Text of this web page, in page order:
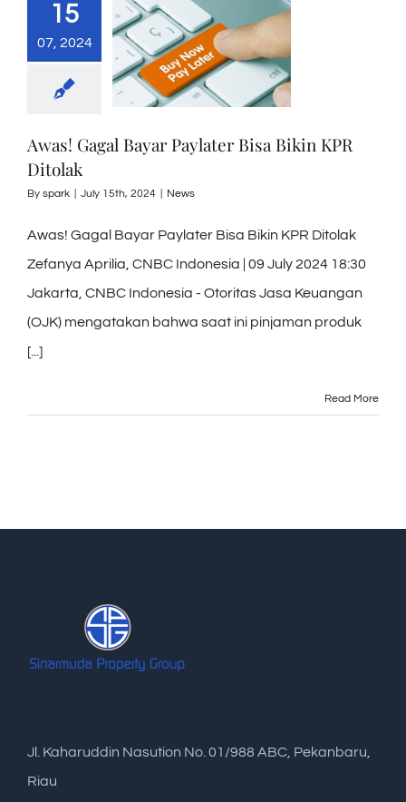
15
07, 2024
Awas! Gagal Bayar Paylater Bisa Bikin KPR
Ditolak
By spark July 15th, 2024 News
Awas! Gagal Bayar Paylater Bisa Bikin KPR Ditolak
Zefanya Aprilia, CNBC Indonesia | 09 July 2024 18:30
Jakarta, CNBC Indonesia - Otoritas Jasa Keuangan
(OJK) mengatakan bahwa saat ini pinjaman produk
[...]
Read More
Jl. Kaharuddin Nasution No. 01/988 ABC, Pekanbaru,
Riau